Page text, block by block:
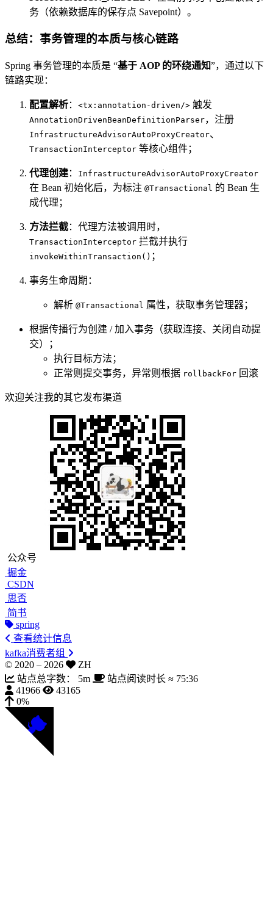
务（依赖数据库的保存点 Savepoint）。
总结：事务管理的本质与核心链路
Spring 事务管理的本质是 “基于 AOP 的环绕通知”，通过以下
链路实现：
配置解析： <tx:annotation-driven/> 触发
AnnotationDrivenBeanDefinitionParser，注册
InfrastructureAdvisorAutoProxyCreator、
TransactionInterceptor 等核心组件；
代理创建： InfrastructureAdvisorAutoProxyCreator
在 Bean 初始化后，为标注 @Transactional 的 Bean 生
成代理；
方法拦截：代理方法被调用时，
TransactionInterceptor 拦截并执行
invokeWithinTransaction() ；
事务生命周期：
解析 @Transactional 属性，获取事务管理器；
根据传播行为创建 / 加入事务（获取连接、关闭自动提
交）；
执行目标方法；
正常则提交事务，异常则根据 rollbackFor 回滚
欢迎关注我的其它发布渠道
公众号
掘金
CSDN
思否
简书
spring
查看统计信息
kafka消费者组
© 2020 – 2026
ZH
站点总字数：
5m 站点阅读时长 ≈ 75:36
41966
43165
0%